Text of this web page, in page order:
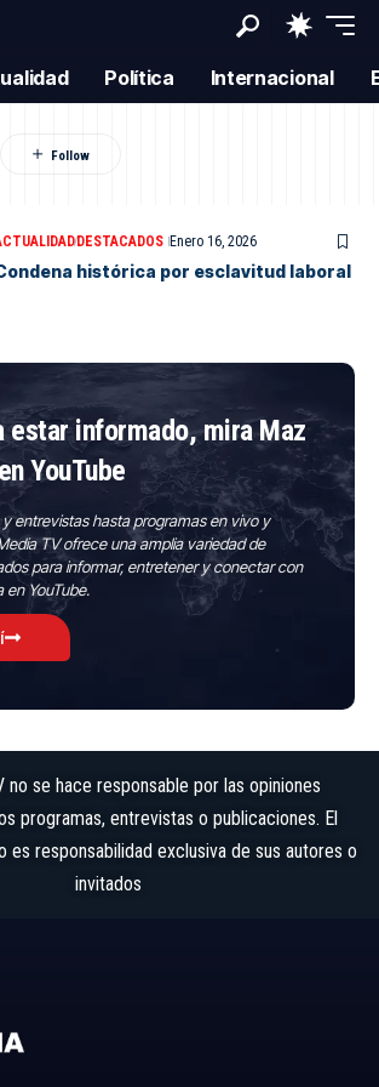
Política Internacional
DESTACADOS Enero 16, 2026
histórica por esclavitud laboral
estar informado, mira Maz
YouTube
entrevistas hasta programas en vivo y
TV ofrece una amplia variedad de
para informar, entretener y conectar con
en YouTube.
no se hace responsable por las opiniones
programas, entrevistas o publicaciones. El
es responsabilidad exclusiva de sus autores o
invitados